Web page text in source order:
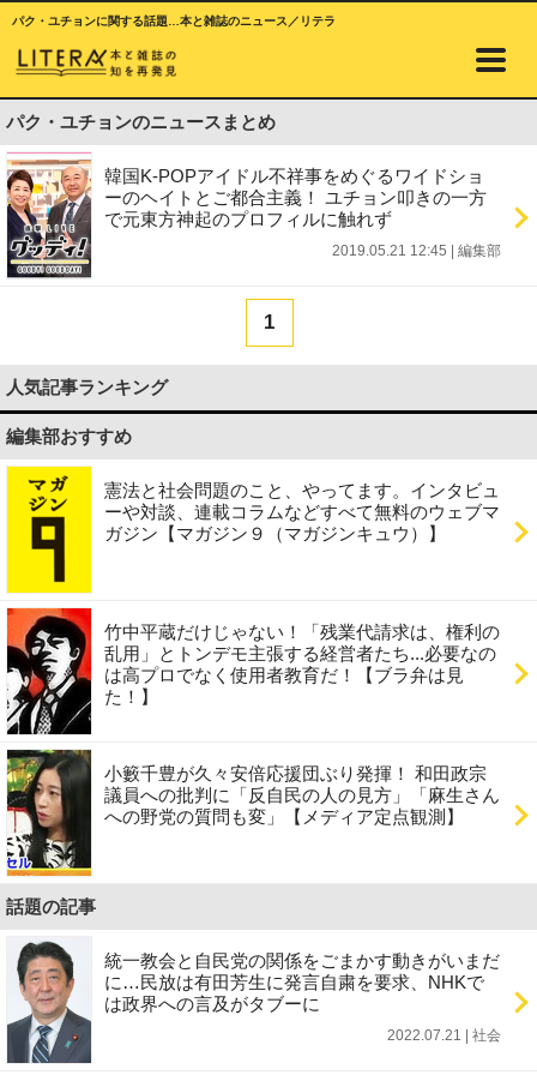
パク・ユチョンに関する話題…本と雑誌のニュース／リテラ
パク・ユチョンのニュースまとめ
韓国K-POPアイドル不祥事をめぐるワイドショ
ーのヘイトとご都合主義！ ユチョン叩きの一方
で元東方神起のプロフィルに触れず
2019.05.21 12:45 編集部
1
人気記事ランキング
編集部おすすめ
憲法と社会問題のこと、やってます。インタビュ
ーや対談、連載コラムなどすべて無料のウェブマ
ガジン【マガジン９（マガジンキュウ）】
竹中平蔵だけじゃない！「残業代請求は、権利の
乱用」とトンデモ主張する経営者たち...必要なの
は高プロでなく使用者教育だ！【ブラ弁は見
た！】
小籔千豊が久々安倍応援団ぶり発揮！ 和田政宗
議員への批判に「反自民の人の見方」「麻生さん
への野党の質問も変」【メディア定点観測】
話題の記事
統一教会と自民党の関係をごまかす動きがいまだ
に…民放は有田芳生に発言自粛を要求、NHKで
は政界への言及がタブーに
2022.07.21 | 社会